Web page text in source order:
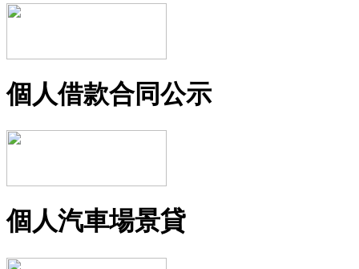
個人借款合同公示
個人汽車場景貸